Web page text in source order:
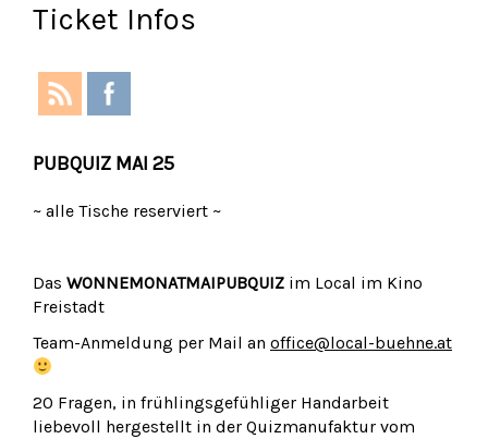
Ticket Infos
PUBQUIZ MAI 25
~ alle Tische reserviert ~
Das WONNEMONATMAIPUBQUIZ im Local im Kino
Freistadt
Team-Anmeldung per Mail an office@local-buehne.at
20 Fragen, in frühlingsgefühliger Handarbeit
liebevoll hergestellt in der Quizmanufaktur vom